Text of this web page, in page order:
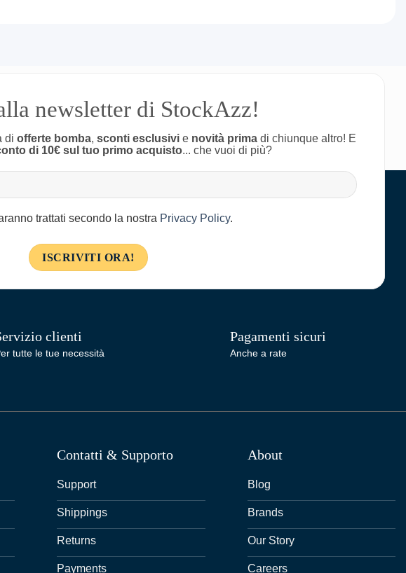
newsletter di StockAzz!
di offerte bomba, sconti esclusivie novità primadi chiunque altro! E
di 10€ sul tuo primo acquisto... che vuoi di più?
trattati secondo la nostra Privacy Policy.
clienti
tutte le tue necessità
Pagamenti sicuri
Anche a rate
Contatti & Supporto
Support
Shippings
Returns
Payments
About
Blog
Brands
Our Story
Careers